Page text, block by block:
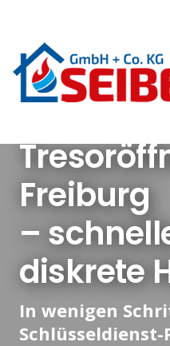
Freiburg
–
diskrete
In wenigen
Schlüsseldienst-